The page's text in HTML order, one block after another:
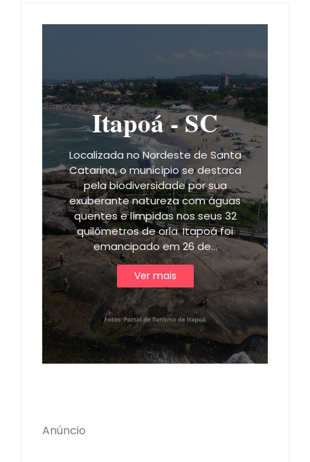
Itapoá - SC
Localizada no Nordeste de Santa
Catarina, o município se destaca
pela biodiversidade por sua
exuberante natureza com águas
quentes e límpidas nos seus 32
quilômetros de orla. Itapoá foi
emancipado em 26 de…
Ver mais
Anúncio